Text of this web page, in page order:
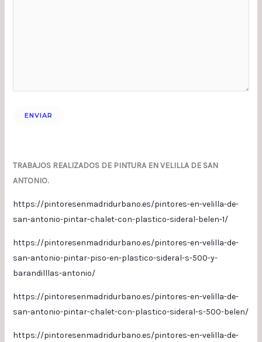
TRABAJOS REALIZADOS DE PINTURA EN VELILLA DE SAN
ANTONIO.
https://pintoresenmadridurbano.es/pintores-en-velilla-de-
san-antonio-pintar-chalet-con-plastico-sideral-belen-1/
https://pintoresenmadridurbano.es/pintores-en-velilla-de-
san-antonio-pintar-piso-en-plastico-sideral-s-500-y-
barandilllas-antonio/
https://pintoresenmadridurbano.es/pintores-en-velilla-de-
san-antonio-pintar-chalet-con-plastico-sideral-s-500-belen/
https://pintoresenmadridurbano.es/pintores-en-velilla-de-